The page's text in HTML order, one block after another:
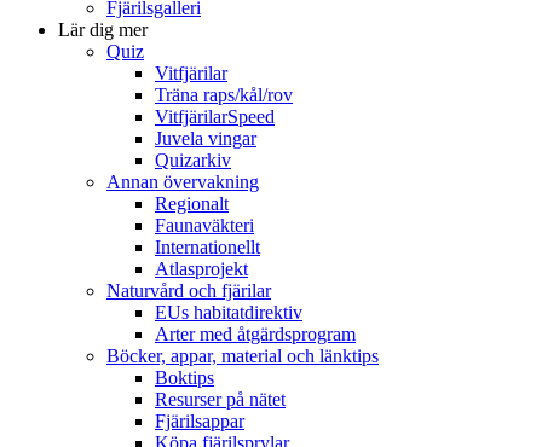
Fjärilsgalleri
Lär dig mer
Quiz
Vitfjärilar
Träna raps/kål/rov
VitfjärilarSpeed
Juvela vingar
Quizarkiv
Annan övervakning
Regionalt
Faunaväkteri
Internationellt
Atlasprojekt
Naturvård och fjärilar
EUs habitatdirektiv
Arter med åtgärdsprogram
Böcker, appar, material och länktips
Boktips
Resurser på nätet
Fjärilsappar
Köpa fjärilsprylar